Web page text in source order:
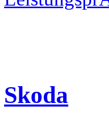
Skoda